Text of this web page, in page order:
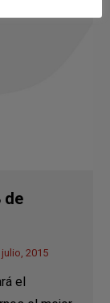
de
julio, 2015
el